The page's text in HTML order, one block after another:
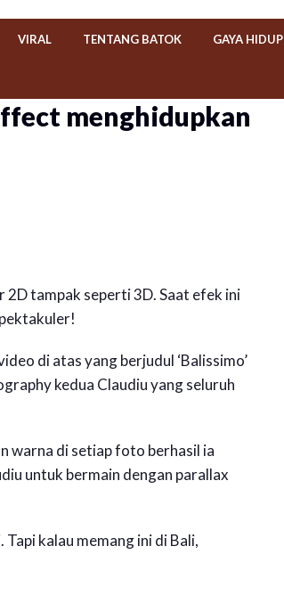
VIRAL TENTANG BATOK GAYA HIDUP
menghidupkan
tampak seperti 3D. Saat efek ini
di atas yang berjudul ‘Balissimo’
kedua Claudiu yang seluruh
warna di setiap foto berhasil ia
untuk bermain dengan parallax
kalau memang ini di Bali,